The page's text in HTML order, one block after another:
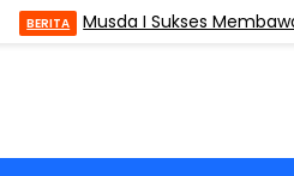
Musda I Sukses Membawa Dwi